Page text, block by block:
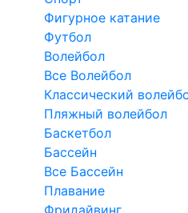
Фигурное катание
Футбол
Волейбол
Все Волейбол
Классический
Пляжный волейбол
Баскетбол
Бассейн
Все Бассейн
Плавание
Фридайвинг